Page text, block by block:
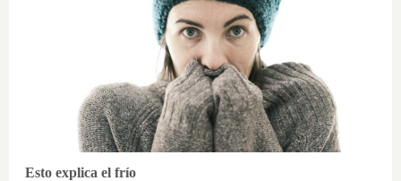
Esto explica el frío